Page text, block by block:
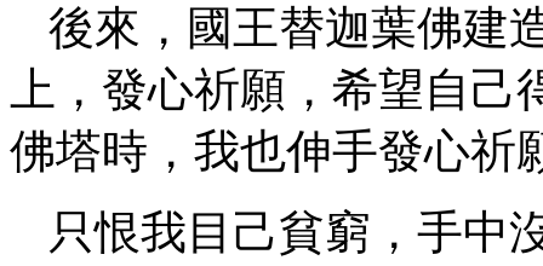
後來，國王替迦葉佛建
上，發心祈願，希望自
佛塔時，我也伸手發心祈
只恨我目己貧窮，手中